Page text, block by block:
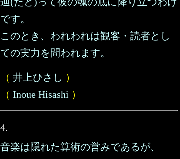
です。
このとき、われわれは観客・読者とし
ての実力を問われます。
（ 井上ひさし ）
（ Inoue Hisashi ）
4.
音楽は隠れた算術の営みであるが、